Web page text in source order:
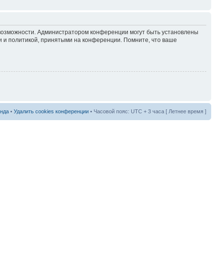
Администратором конференции могут быть установлены
и политикой, принятыми на конференции. Помните, что ваше
• Удалить cookies конференции • Часовой пояс: UTC + 3 часа [ Летнее время ]